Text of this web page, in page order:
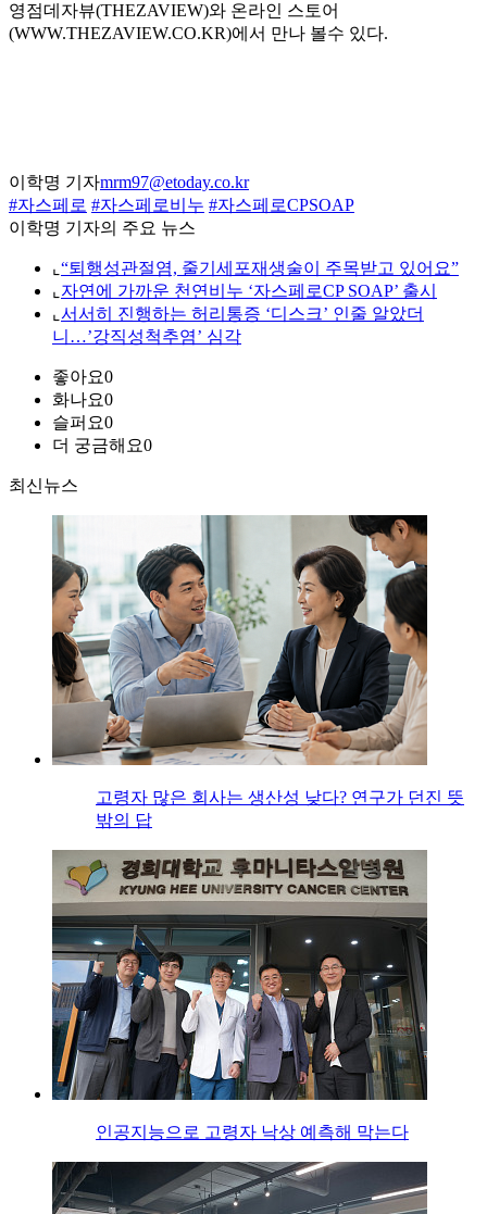
영점데자뷰(THEZAVIEW)와 온라인 스토어
(WWW.THEZAVIEW.CO.KR)에서 만나 볼수 있다.
이학명 기자mrm97@etoday.co.kr
#자스페로 #자스페로비누 #자스페로CPSOAP
이학명 기자의 주요 뉴스
⌞ “퇴행성관절염, 줄기세포재생술이 주목받고 있어요”
⌞ 자연에 가까운 천연비누 ‘자스페로CP SOAP’ 출시
⌞ 서서히 진행하는 허리통증 ‘디스크’ 인줄 알았더
니…’강직성척추염’ 심각
좋아요0
화나요0
슬퍼요0
더 궁금해요0
최신뉴스
고령자 많은 회사는 생산성 낮다? 연구가 던진 뜻
밖의 답
인공지능으로 고령자 낙상 예측해 막는다